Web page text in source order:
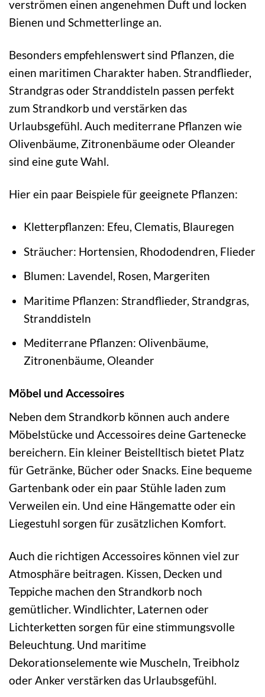
verströmen einen angenehmen Duft und locken
Bienen und Schmetterlinge an.
Besonders empfehlenswert sind Pflanzen, die
einen maritimen Charakter haben. Strandflieder,
Strandgras oder Stranddisteln passen perfekt
zum Strandkorb und verstärken das
Urlaubsgefühl. Auch mediterrane Pflanzen wie
Olivenbäume, Zitronenbäume oder Oleander
sind eine gute Wahl.
Hier ein paar Beispiele für geeignete Pflanzen:
Kletterpflanzen: Efeu, Clematis, Blauregen
Sträucher: Hortensien, Rhododendren, Flieder
Blumen: Lavendel, Rosen, Margeriten
Maritime Pflanzen: Strandflieder, Strandgras,
Stranddisteln
Mediterrane Pflanzen: Olivenbäume,
Zitronenbäume, Oleander
Möbel und Accessoires
Neben dem Strandkorb können auch andere
Möbelstücke und Accessoires deine Gartenecke
bereichern. Ein kleiner Beistelltisch bietet Platz
für Getränke, Bücher oder Snacks. Eine bequeme
Gartenbank oder ein paar Stühle laden zum
Verweilen ein. Und eine Hängematte oder ein
Liegestuhl sorgen für zusätzlichen Komfort.
Auch die richtigen Accessoires können viel zur
Atmosphäre beitragen. Kissen, Decken und
Teppiche machen den Strandkorb noch
gemütlicher. Windlichter, Laternen oder
Lichterketten sorgen für eine stimmungsvolle
Beleuchtung. Und maritime
Dekorationselemente wie Muscheln, Treibholz
oder Anker verstärken das Urlaubsgefühl.